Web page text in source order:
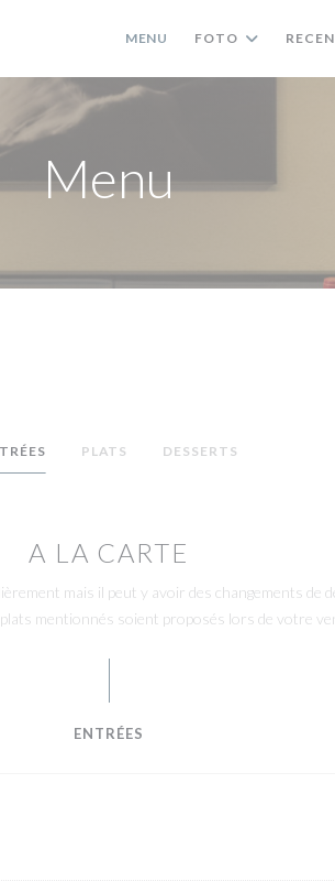
MENU FOTO
Menu
PLATS DESSERTS
A LA CARTE
mais il peut y avoir des changements de
mentionnés soient proposés lors de votre
ENTRÉES